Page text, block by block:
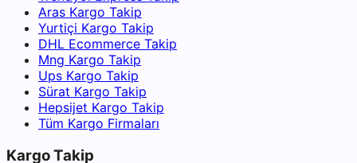
Aras Kargo Takip
Yurtiçi Kargo Takip
DHL Ecommerce Takip
Mng Kargo Takip
Ups Kargo Takip
Sürat Kargo Takip
Hepsijet Kargo Takip
Tüm Kargo Firmaları
Kargo Takip